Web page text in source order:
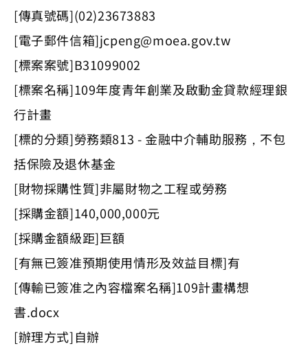
[傳真號碼](02)23673883
[電子郵件信箱]jcpeng@moea.gov.tw
[標案案號]B31099002
[標案名稱]109年度青年創業及啟動金貸款經理銀
行計畫
[標的分類]勞務類813 - 金融中介輔助服務，不包
括保險及退休基金
[財物採購性質]非屬財物之工程或勞務
[採購金額]140,000,000元
[採購金額級距]巨額
[有無已簽准預期使用情形及效益目標]有
[傳輸已簽准之內容檔案名稱]109計畫構想
書.docx
[辦理方式]自辦